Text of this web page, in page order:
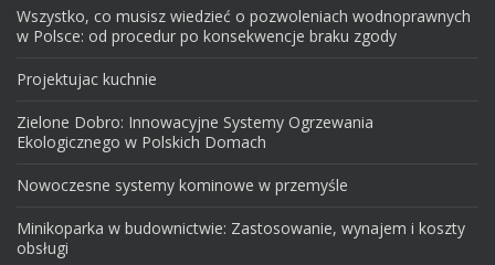
Wszystko, co musisz wiedzieć o pozwoleniach wodnoprawnych
w Polsce: od procedur po konsekwencje braku zgody
Projektujac kuchnie
Zielone Dobro: Innowacyjne Systemy Ogrzewania
Ekologicznego w Polskich Domach
Nowoczesne systemy kominowe w przemyśle
Minikoparka w budownictwie: Zastosowanie, wynajem i koszty
obsługi